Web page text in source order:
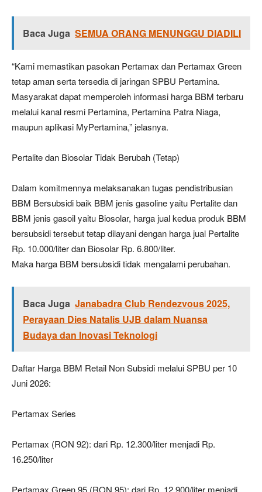
Baca Juga SEMUA ORANG MENUNGGU DIADILI
“Kami memastikan pasokan Pertamax dan Pertamax Green
tetap aman serta tersedia di jaringan SPBU Pertamina.
Masyarakat dapat memperoleh informasi harga BBM terbaru
melalui kanal resmi Pertamina, Pertamina Patra Niaga,
maupun aplikasi MyPertamina,” jelasnya.
Pertalite dan Biosolar Tidak Berubah (Tetap)
Dalam komitmennya melaksanakan tugas pendistribusian
BBM Bersubsidi baik BBM jenis gasoline yaitu Pertalite dan
BBM jenis gasoil yaitu Biosolar, harga jual kedua produk BBM
bersubsidi tersebut tetap dilayani dengan harga jual Pertalite
Rp. 10.000/liter dan Biosolar Rp. 6.800/liter.
Maka harga BBM bersubsidi tidak mengalami perubahan.
Baca Juga Janabadra Club Rendezvous 2025,
Perayaan Dies Natalis UJB dalam Nuansa
Budaya dan Inovasi Teknologi
Daftar Harga BBM Retail Non Subsidi melalui SPBU per 10
Juni 2026:
Pertamax Series
Pertamax (RON 92): dari Rp. 12.300/liter menjadi Rp.
16.250/liter
Pertamax Green 95 (RON 95): dari Rp. 12.900/liter menjadi